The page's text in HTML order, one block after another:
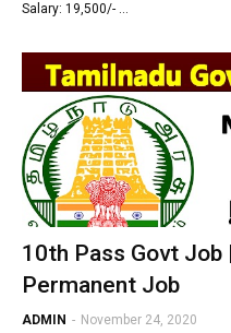
Salary: 19,500/- …
10th Pass Govt Job
Permanent Job
ADMIN - November 24, 2020